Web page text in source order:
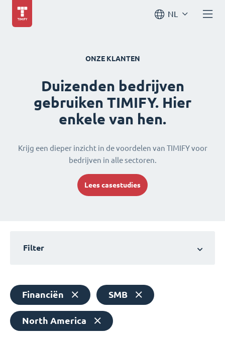
NL
ONZE KLANTEN
Duizenden bedrijven
gebruiken TIMIFY. Hier
enkele van hen.
Krijg een dieper inzicht in de voordelen van TIMIFY voor
bedrijven in alle sectoren.
Lees casestudies
Filter
Financiën SMB
North America